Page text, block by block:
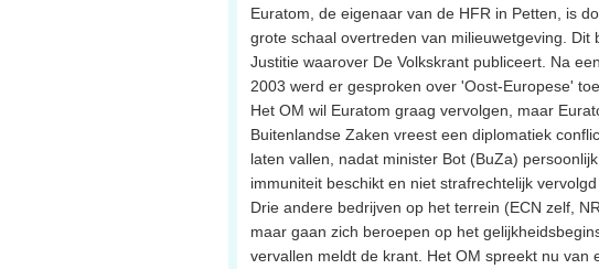
Euratom, de eigenaar van de HFR in Petten, is
grote schaal overtreden van milieuwetgeving.
Justitie waarover De Volkskrant publiceert. Na
2003 werd er gesproken over 'Oost-Europese'
Het OM wil Euratom graag vervolgen, maar
Buitenlandse Zaken vreest een diplomatiek
laten vallen, nadat minister Bot (BuZa)
immuniteit beschikt en niet strafrechtelijk
Drie andere bedrijven op het terrein (ECN zelf,
maar gaan zich beroepen op het
vervallen meldt de krant. Het OM spreekt nu